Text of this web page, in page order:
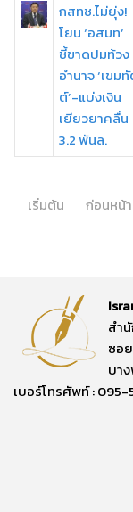
กสทช.ไม่ยุ่ง!
โยน ‘อสมท’
ชี้ขาดปมท้วง
อำนาจ ‘เขม
ต์’-แบ่งเงิน
เยียวยาคลื่น
3.2 พันล.
เริ่มต้น
ก่อนหน้า
สำ
ซอ
บา
เบอร์โทรศัพท์ : 095-